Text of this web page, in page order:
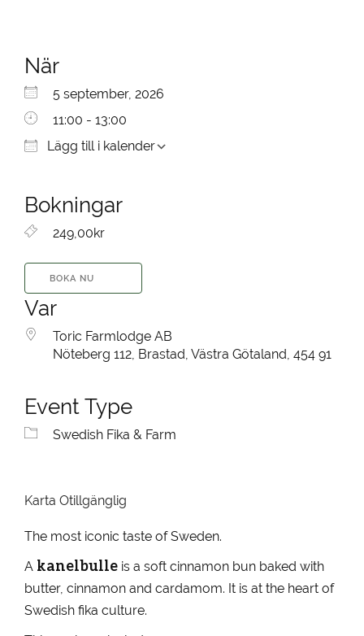
När
5 september, 2026
11:00 - 13:00
Lägg till i kalender
Ladda ner ICS
Bokningar
249,00kr
BOKA NU
Var
Toric Farmlodge AB
Nöteberg 112, Brastad, Västra Götaland, 454 91
Event Type
Swedish Fika & Farm
Karta Otillgänglig
The most iconic taste of Sweden.
A kanelbulle is a soft cinnamon bun baked with
butter, cinnamon and cardamom. It is at the heart of
Swedish fika culture.